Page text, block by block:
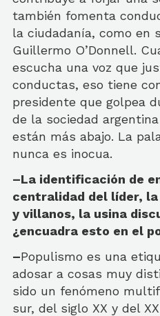
también fomenta
la ciudadanía, como en
Guillermo O’Donnell.
escucha una voz que
conductas, eso tiene
presidente que golpea
de la sociedad
están más abajo. La
nunca es inocua.
–La identificación de
centralidad del líder,
y villanos, la usina
¿encuadra esto en el
–Populismo es una
adosar a cosas muy
sido un fenómeno
sur, del siglo XX y del